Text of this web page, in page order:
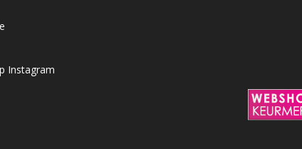
Instagram